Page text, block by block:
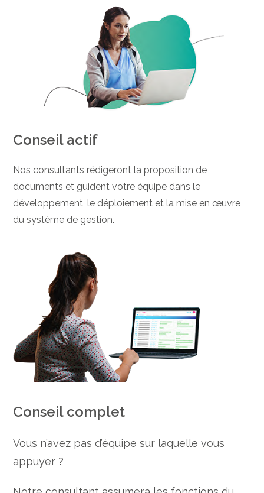
Conseil actif
Nos consultants rédigeront la proposition de
documents et guident votre équipe dans le
développement, le déploiement et la mise en œuvre
du système de gestion.
Conseil complet
Vous n’avez pas d’équipe sur laquelle vous
appuyer ?